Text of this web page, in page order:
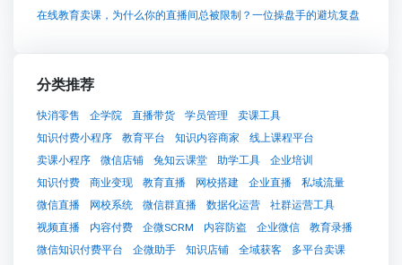
在线教育卖课，为什么你的直播间总被限制？一位操盘手的避坑复盘
分类推荐
快消零售 企学院 直播带货 学员管理
卖课工具
知识付费小程序
教育平台 知识内容商家
线上课程平台
卖课小程序
微信店铺 兔知云课堂 助学工具
企业培训
知识付费
商业变现 教育直播 网校搭建 企业直播
私域流量
微信直播
网校系统 微信群直播 数据化运营
社群运营工具
视频直播
内容付费 企微SCRM 内容防盗 企业微信
教育录播
微信知识付费平台
企微助手 知识店铺 全域获客
多平台卖课